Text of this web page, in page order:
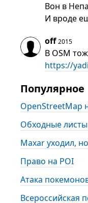
Вон в
И вроде
off 2015
В OSM
https://
Популярное
OpenStreetMap
Обходные листы
Maxar уходил,
Право на POI
Атака
Всероссийская